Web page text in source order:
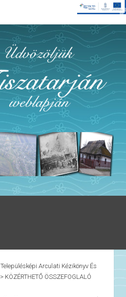
Településképi Arculati Kézikönyv És
> KÖZÉRTHETŐ ÖSSZEFOGLALÓ